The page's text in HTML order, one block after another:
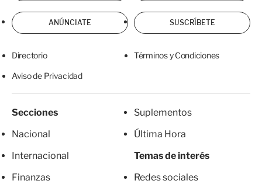
ANÚNCIATE SUSCRÍBETE
Directorio Términos y Condiciones
Aviso de Privacidad
Secciones
Nacional
Internacional
Finanzas
Suplementos
Última Hora
Temas de interés
Redes sociales